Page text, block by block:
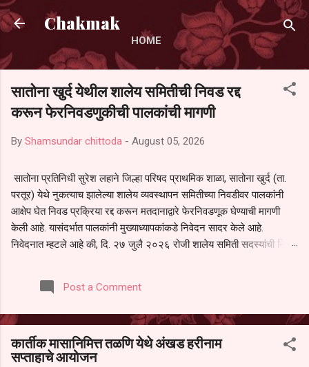
Skip to main content
Chakmak
HOME
सातोना खुर्द येथील शालेय समितीची निवड रद्द
करून फेरनिवडणुकीची पालकांची मागणी
By Shamsundar chittoda - August 05, 2026
सातोना प्रतिनिधी सुरेश लहाने जिल्हा परिषद प्राथमिक शाळा, सातोना खुर्द (ता.
परतूर) येथे नुकत्याच झालेल्या शालेय व्यवस्थापन समितीच्या निवडीवर पालकांनी
आक्षेप घेत निवड प्रक्रिया रद्द करून मतदानाद्वारे फेरनिवडणूक घेण्याची मागणी
केली आहे. यासंदर्भात पालकांनी मुख्याध्यापकांकडे निवेदन सादर केले आहे.
निवेदनात म्हटले आहे की, दि. २७ जुलै २०२६ रोजी शालेय समिती सदस्यांची निवड
पालकांना देण्यात आली नसल्याने मोठ्या संख्येने पालक बैठकीस उपस्थित राहू शकले
नाहीत. तसेच सर्व पालकांना विश्वासात न घेता निवड प्रक्रिया पूर्ण करण्यात
करण्यात यावी आणि सर्व पालकांच्या उपस्थितीत मतदान पद्धतीने शालेय समितीची
फेरनिवडणूक घेण्यात यावी, अशी मागणी पालकांनी केली आहे. या निवेदनाच्या प्रती
जिल्हा शिक्षण अधिकारी (प्राथमिक), जालना तसेच तालुका शिक्षण अधिकारी,
Post a Comment
कार्तीक मासानिमित्त तळणि येथे अंखड हरीनाम
सप्ताहाचे आयोजन